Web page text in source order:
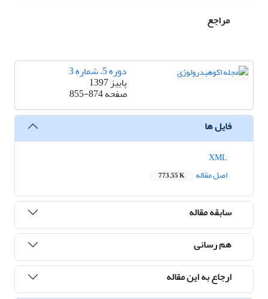
مراجع
دوره 5، شماره 3
پاییز 1397
صفحه855-874
فایل ها
اصل مقاله
773.55 K
سابقه مقاله
هم رسانی
ارجاع به این مقاله